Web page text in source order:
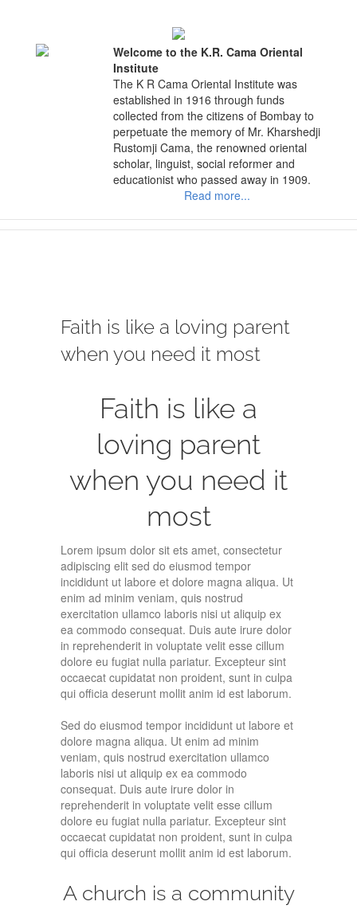
Welcome to the K.R. Cama Oriental
Institute
The K R Cama Oriental Institute was
established in 1916 through funds
collected from the citizens of Bombay to
perpetuate the memory of Mr. Kharshedji
Rustomji Cama, the renowned oriental
scholar, linguist, social reformer and
educationist who passed away in 1909.
Read more...
Image
Faith is like a loving parent
when you need it most
Faith is like a
loving parent
when you need it
most
Lorem ipsum dolor sit ets amet, consectetur
adipiscing elit sed do eiusmod tempor
incididunt ut labore et dolore magna aliqua. Ut
enim ad minim veniam, quis nostrud
exercitation ullamco laboris nisi ut aliquip ex
ea commodo consequat. Duis aute irure dolor
in reprehenderit in voluptate velit esse cillum
dolore eu fugiat nulla pariatur. Excepteur sint
occaecat cupidatat non proident, sunt in culpa
qui officia deserunt mollit anim id est laborum.
Sed do eiusmod tempor incididunt ut labore et
dolore magna aliqua. Ut enim ad minim
veniam, quis nostrud exercitation ullamco
laboris nisi ut aliquip ex ea commodo
consequat. Duis aute irure dolor in
reprehenderit in voluptate velit esse cillum
dolore eu fugiat nulla pariatur. Excepteur sint
occaecat cupidatat non proident, sunt in culpa
qui officia deserunt mollit anim id est laborum.
A church is a community